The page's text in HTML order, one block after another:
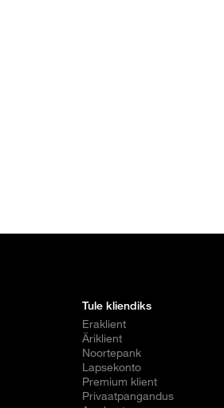
Tule kliendiks
Eraklient
Äriklient
Noortepank
Lapsekonto
Premium klient
Privaatpangandus